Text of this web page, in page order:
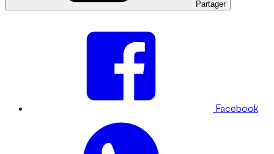
Partager
Facebook